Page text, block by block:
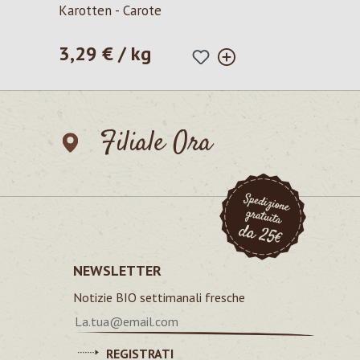
Karotten - Carote
Prezzo normale:
3,29 € / kg
Filiale Ora
NEWSLETTER
Notizie BIO settimanali fresche
REGISTRATI